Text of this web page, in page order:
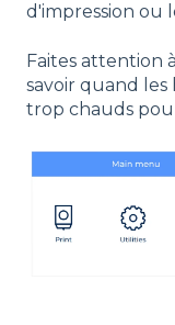
d'impression ou
Faites attention
savoir quand
trop chauds